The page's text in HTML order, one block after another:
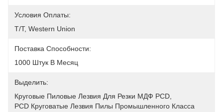
Условия Оплаты:
T/T, Western Union
Поставка Способности:
1000 Штук В Месяц
Выделить:
Круговые Пиловые Лезвия Для Резки МДФ PCD
PCD Круговатые Лезвия Пилы Промышленного Класса